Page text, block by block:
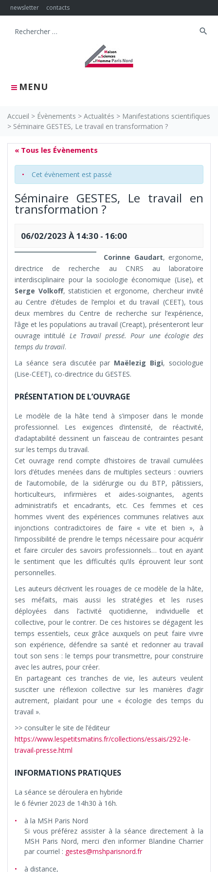
Skip
to
newsletter contacts
MENU
Search
search
Accueil > Évènements > Actualités > Manifestations scientifiques
> Séminaire GESTES, Le travail en transformation ?
« Tous les Évènements
Cet évènement est passé
Séminaire GESTES, Le travail en
transformation ?
06/02/2023 À 14:30 - 16:00
Corinne Gaudart, ergonome,
directrice de recherche au CNRS au laboratoire
interdisciplinaire pour la sociologie économique (Lise), et
Serge Volkoff, statisticien et ergonome, chercheur invité
au Centre d’études de l’emploi et du travail (CEET), tous
deux membres du Centre de recherche sur l’expérience,
l’âge et les populations au travail (Creapt), présenteront leur
ouvrage intitulé Le Travail pressé. Pour une écologie des
temps du travail.
La séance sera discutée par Maëlezig Bigi, sociologue
(Lise-CEET), co-directrice du GESTES.
PRÉSENTATION DE L’OUVRAGE
Le modèle de la hâte tend à s’imposer dans le monde
professionnel. Les exigences d’intensité, de réactivité,
d’adaptabilité dessinent un faisceau de contraintes pesant
sur les temps du travail.
Cet ouvrage rend compte d’histoires de travail cumulées
lors d’études menées dans de multiples secteurs : ouvriers
de l’automobile, de la sidérurgie ou du BTP, pâtissiers,
horticulteurs, infirmières et aides-soignantes, agents
administratifs et encadrants, etc. Ces femmes et ces
hommes vivent des expériences communes relatives aux
injonctions contradictoires de faire « vite et bien », à
l’impossibilité de prendre le temps nécessaire pour acquérir
et faire circuler des savoirs professionnels… tout en ayant
le sentiment que les difficultés qu’ils éprouvent leur sont
personnelles.
Les auteurs décrivent les rouages de ce modèle de la hâte,
ses méfaits, mais aussi les stratégies et les ruses
déployées dans l’activité quotidienne, individuelle et
collective, pour le contrer. De ces histoires se dégagent les
temps essentiels, ceux grâce auxquels on peut faire vivre
son expérience, défendre sa santé et redonner au travail
tout son sens : le temps pour transmettre, pour construire
avec les autres, pour créer.
En partageant ces tranches de vie, les auteurs veulent
susciter une réflexion collective sur les manières d’agir
autrement, plaidant pour une « écologie des temps du
travail ».
>> consulter le site de l’éditeur
https://www.lespetitsmatins.fr/collections/essais/292-le-
travail-presse.html
INFORMATIONS PRATIQUES
La séance se déroulera en hybride
le 6 février 2023 de 14h30 à 16h.
à la MSH Paris Nord
Si vous préférez assister à la séance directement à la
MSH Paris Nord, merci d’en informer Blandine Charrier
par courriel : gestes@mshparisnord.fr
à distance,